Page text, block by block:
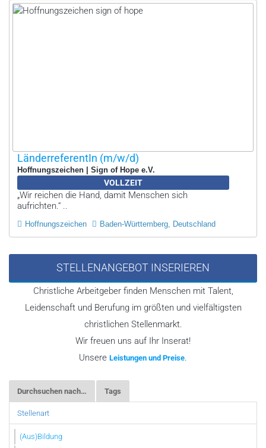
LänderreferentIn (m/w/d)
Hoffnungszeichen | Sign of Hope e.V.
VOLLZEIT
„Wir reichen die Hand, damit Menschen sich
aufrichten.“ ..
Hoffnungszeichen Baden-Württemberg, Deutschland
STELLENANGEBOT INSERIEREN
Christliche Arbeitgeber finden Menschen mit Talent,
Leidenschaft und Berufung im größten und vielfältigsten
christlichen Stellenmarkt.
Wir freuen uns auf Ihr Inserat!
Unsere Leistungen und Preise.
Durchsuchen nach… Tags
Stellenart
(Aus)Bildung